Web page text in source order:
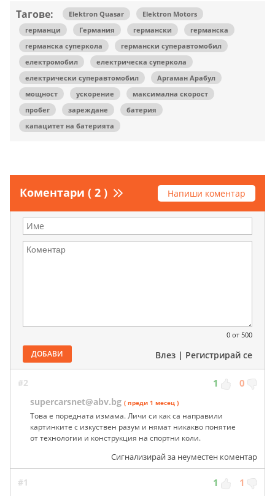
Тагове: Elektron Quasar
Elektron Motors
германци
Германия германски
германска
германска суперкола
германски суперавтомобил
електромобил
електрическа суперкола
електрически суперавтомобил
Аргаман Арабул
мощност
ускорение
максимална скорост
пробег
зареждане
батерия
капацитет на батерията
Коментари ( 2 ) Напиши коментар
0 от 500
ДОБАВИ Влез | Регистрирай се
#2 1 0
supercarsnet@abv.bg ( преди 1 месец )
Това е поредната измама. Личи си как са направили
картинките с изкуствен разум и нямат никакво понятие
от технологии и конструкция на спортни коли.
Сигнализирай за неуместен коментар
#1 1 1